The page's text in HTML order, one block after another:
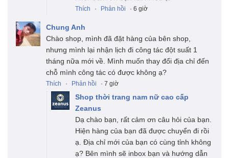
Thích · Phản hồi · 6 giờ
Chung Anh
Chào shop, mình đã đặt hàng của bên shop,
nhưng mình lại nhận lịch đi công tác đột suất 1
tháng nữa mới về. Mình muốn thay đổi địa chỉ đến
chỗ mình công tác có được không ạ?
Thích · Phản hồi · 7 giờ
Shop thời trang nam nữ cao cấp
Zeanus
Dạ chào bạn, rất cảm ơn câu hỏi của bạn.
Hiện hàng của bạn đã được chuyển đi rồi
ạ. Địa chỉ mới của bạn có cùng tỉnh không
ạ? Bên mình sẽ inbox bạn và hướng dẫn